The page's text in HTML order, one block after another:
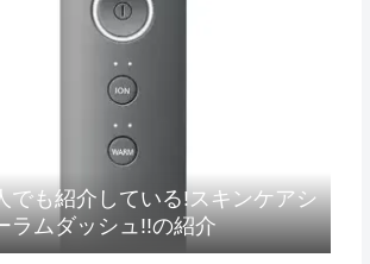
でも紹介している!スキンケアシ
ラムダッシュ!!の紹介